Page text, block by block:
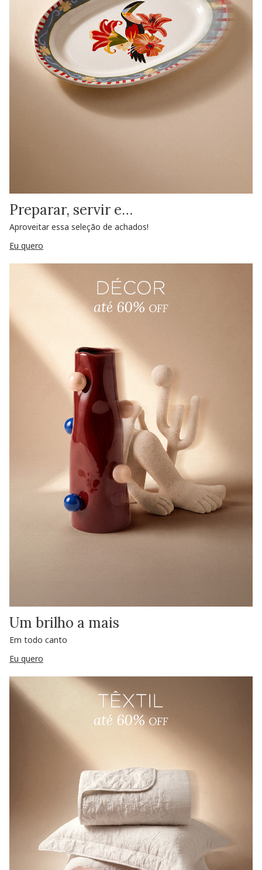
Preparar, servir e…
Aproveitar essa seleção de achados!
Eu quero
Um brilho a mais
Em todo canto
Eu quero